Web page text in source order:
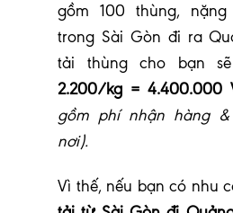
gồm 100 thùng,
trong Sài Gòn đi ra
tải thùng cho bạn
2.200/kg = 4.400.000
gồm phí nhận hàng
nơi).
Vì thế, nếu bạn có nhu